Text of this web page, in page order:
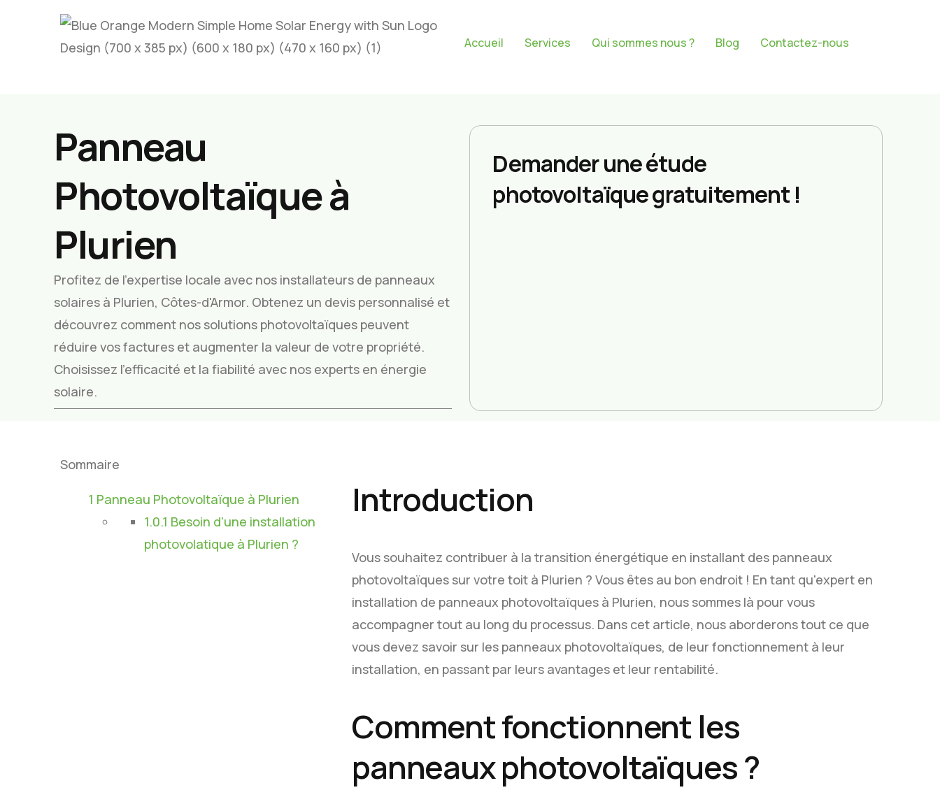
Accueil Services Qui sommes nous ? Blog Contactez-nous
Panneau
Photovoltaïque à
Plurien
Profitez de l’expertise locale avec nos installateurs de panneaux
solaires à Plurien, Côtes-d'Armor. Obtenez un devis personnalisé et
découvrez comment nos solutions photovoltaïques peuvent
réduire vos factures et augmenter la valeur de votre propriété.
Choisissez l’efficacité et la fiabilité avec nos experts en énergie
solaire.
Demander une étude
photovoltaïque gratuitement !
Sommaire
1 Panneau Photovoltaïque à Plurien
1.0.1 Besoin d'une installation
photovolatique à Plurien ?
Introduction
Vous souhaitez contribuer à la transition énergétique en installant des panneaux
photovoltaïques sur votre toit à Plurien ? Vous êtes au bon endroit ! En tant qu'expert en
installation de panneaux photovoltaïques à Plurien, nous sommes là pour vous
accompagner tout au long du processus. Dans cet article, nous aborderons tout ce que
vous devez savoir sur les panneaux photovoltaïques, de leur fonctionnement à leur
installation, en passant par leurs avantages et leur rentabilité.
Comment fonctionnent les
panneaux photovoltaïques ?